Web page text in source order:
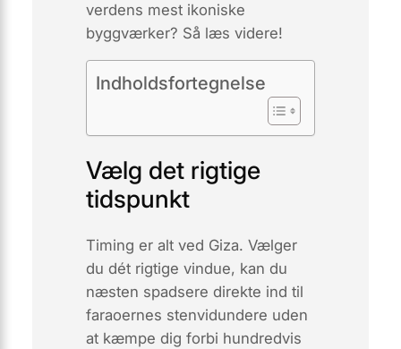
verdens mest ikoniske
byggværker? Så læs videre!
Indholdsfortegnelse
Vælg det rigtige
tidspunkt
Timing er alt ved Giza. Vælger
du dét rigtige vindue, kan du
næsten spadsere direkte ind til
faraoernes stenvidundere uden
at kæmpe dig forbi hundredvis